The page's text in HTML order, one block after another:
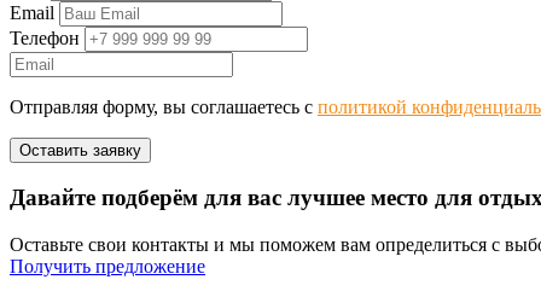
Email
Телефон
Отправляя форму, вы соглашаетесь с политикой
Давайте подберём для вас лучшее место для
Оставьте свои контакты и мы поможем вам определиться с
Получить предложение